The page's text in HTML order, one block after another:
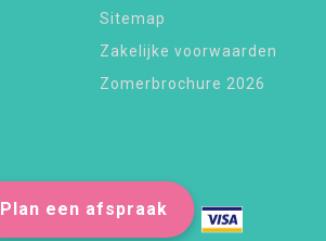
Sitemap
Zakelijke voorwaarden
Zomerbrochure 2026
Plan een afspraak